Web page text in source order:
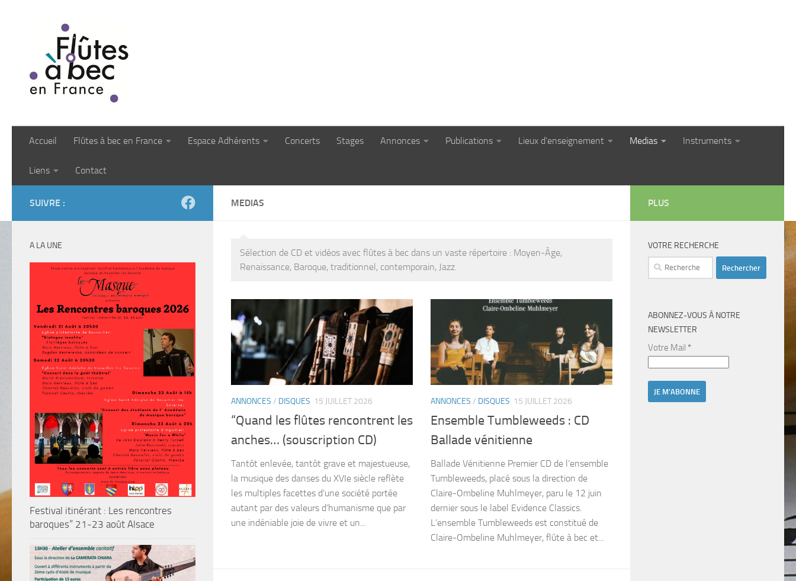
Accueil Flûtes à bec en France Espace Adhérents Concerts Stages Annonces Publications Lieux d’enseignement Medias Instruments
Liens Contact
MEDIAS
Sélection de CD et vidéos avec flûtes à bec dans un vaste répertoire : Moyen-Âge,
Renaissance, Baroque, traditionnel, contemporain, Jazz.
ANNONCES / DISQUES 15 JUILLET 2026
“Quand les flûtes rencontrent les
anches… (souscription CD)
Tantôt enlevée, tantôt grave et majestueuse,
la musique des danses du XVIe siècle reflète
les multiples facettes d’une société portée
autant par des valeurs d’humanisme que par
une indéniable joie de vivre et un...
ANNONCES / DISQUES 15 JUILLET 2026
Ensemble Tumbleweeds : CD
Ballade vénitienne
Ballade Vénitienne Premier CD de l’ensemble
Tumbleweeds, placé sous la direction de
Claire-Ombeline Muhlmeyer, paru le 12 juin
dernier sous le label Evidence Classics.
L’ensemble Tumbleweeds est constitué de
Claire-Ombeline Muhlmeyer, flûte à bec et...
SUIVRE :
A LA UNE
Festival itinérant : Les rencontres
baroques” 21-23 août Alsace
PLUS
VOTRE RECHERCHE
Rechercher :
ABONNEZ-VOUS À NOTRE
NEWSLETTER
Votre Mail *